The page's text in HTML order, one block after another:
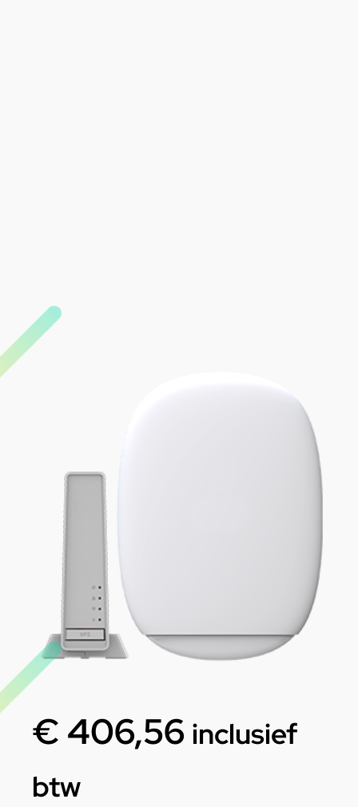
€ 406,56 inclusief
btw